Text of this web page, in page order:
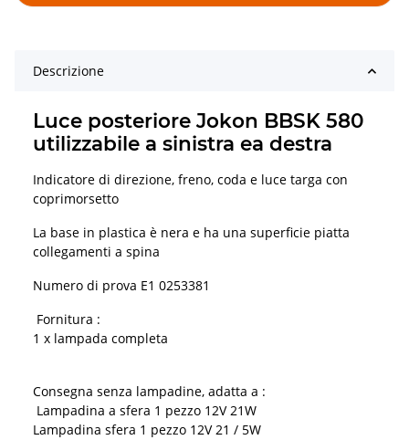
Descrizione
Luce posteriore Jokon BBSK 580
utilizzabile a sinistra ea destra
Indicatore di direzione, freno, coda e luce targa con
coprimorsetto
La base in plastica è nera e ha una superficie piatta
collegamenti a spina
Numero di prova E1 0253381
Fornitura :
1 x lampada completa
Consegna senza lampadine, adatta a :
Lampadina a sfera 1 pezzo 12V 21W
Lampadina sfera 1 pezzo 12V 21 / 5W